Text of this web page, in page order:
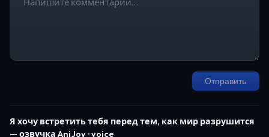
Отправить
Я хочу встретить тебя перед тем, как мир разрушится
— озвучка AniJoy · voice